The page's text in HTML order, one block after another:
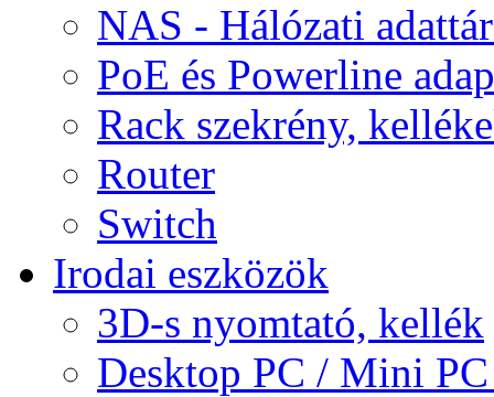
NAS - Hálózati
PoE és Powerline
Rack szekrény,
Router
Switch
Irodai eszközök
3D-s nyomtató, kellék
Desktop PC / Mini